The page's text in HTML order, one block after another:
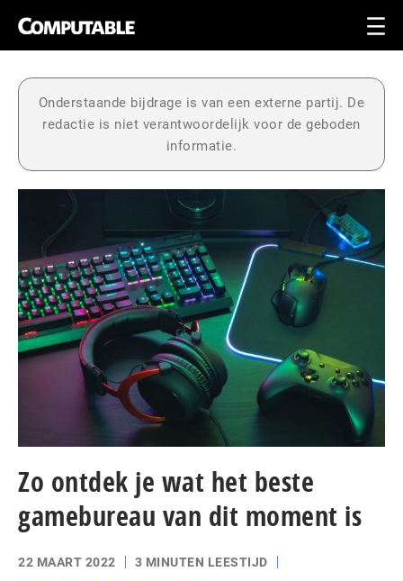
Onderstaande bijdrage is van een externe partij. De
redactie is niet verantwoordelijk voor de geboden
informatie.
Zo ontdek je wat het beste
gamebureau van dit moment is
22 MAART 2022
3 MINUTEN LEESTIJD